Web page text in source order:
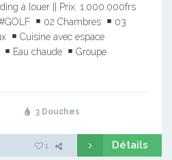
à louer || Prix: 1.000.000frs
02 Chambres
03
Cuisine avec espace
Eau chaude
Groupe
3 Douches
1 Détails